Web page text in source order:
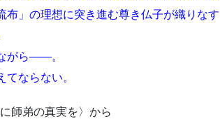
」の理想に突き進む尊き仏子が織りなす
がら――。
ならない。
師弟の真実を〉から